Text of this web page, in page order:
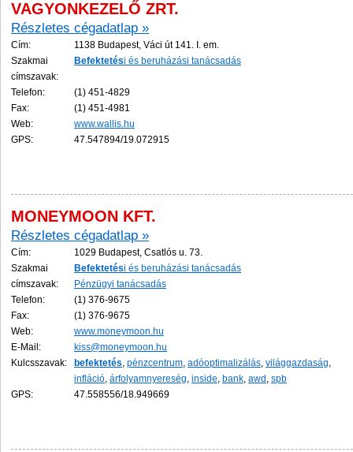
VAGYONKEZELŐ ZRT.
Részletes cégadatlap »
Cím:
1138 Budapest, Váci út 141. I. em.
Szakmai
címszavak:
Befektetési és beruházási tanácsadás
Telefon:
(1) 451-4829
Fax:
(1) 451-4981
Web:
www.wallis.hu
GPS:
47.547894/19.072915
MONEYMOON KFT.
Részletes cégadatlap »
Cím:
1029 Budapest, Csatlós u. 73.
Szakmai
címszavak:
Befektetési és beruházási tanácsadás
Pénzügyi tanácsadás
Telefon:
(1) 376-9675
Fax:
(1) 376-9675
Web:
www.moneymoon.hu
E-Mail:
kiss@moneymoon.hu
Kulcsszavak:
befektetés, pénzcentrum, adóoptimalizálás, világgazdaság,
infláció, árfolyamnyereség, inside, bank, awd , spb
GPS:
47.558556/18.949669